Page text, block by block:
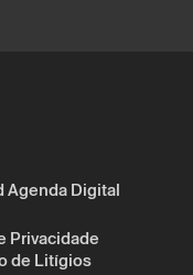
Agenda Digital
Privacidade
de Litígios